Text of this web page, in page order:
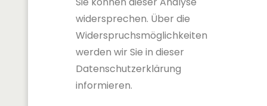
widersprechen. Über die
Widerspruchsmöglichkeiten
werden wir Sie in dieser
Datenschutzerklärung
informieren.